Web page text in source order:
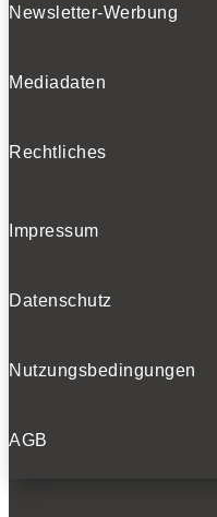
Newsletter-Werbung
Mediadaten
Rechtliches
Impressum
Datenschutz
Nutzungsbedingungen
AGB